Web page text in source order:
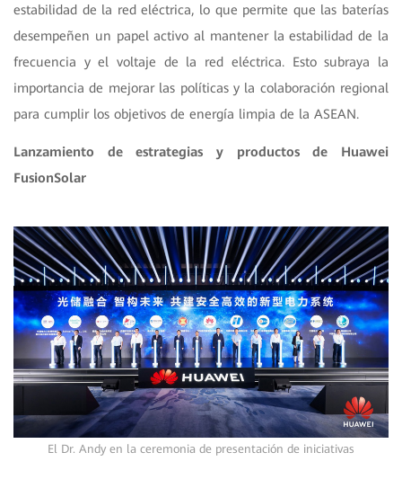
estabilidad de la red eléctrica, lo que permite que las baterías
desempeñen un papel activo al mantener la estabilidad de la
frecuencia y el voltaje de la red eléctrica. Esto subraya la
importancia de mejorar las políticas y la colaboración regional
para cumplir los objetivos de energía limpia de la ASEAN.
Lanzamiento de estrategias y productos de Huawei
FusionSolar
El Dr. Andy en la ceremonia de presentación de iniciativas